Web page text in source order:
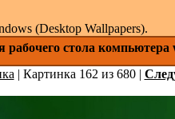
(Desktop Wallpapers).
рабочего стола компьютера
| Картинка 162 из 680 |